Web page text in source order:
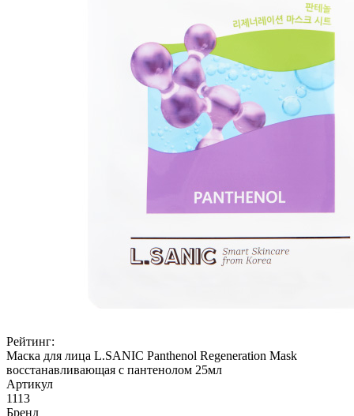
Рейтинг:
Маска для лица L.SANIC Panthenol Regeneration Mask
восстанавливающая с пантенолом 25мл
Артикул
1113
Бренд